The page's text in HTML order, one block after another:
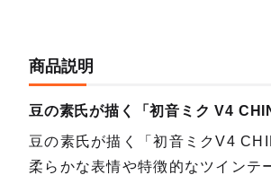
商品説明
豆の素氏が描く「初音ミク V4
豆の素氏が描く「初音ミクV4
柔らかな表情や特徴的なツインテ